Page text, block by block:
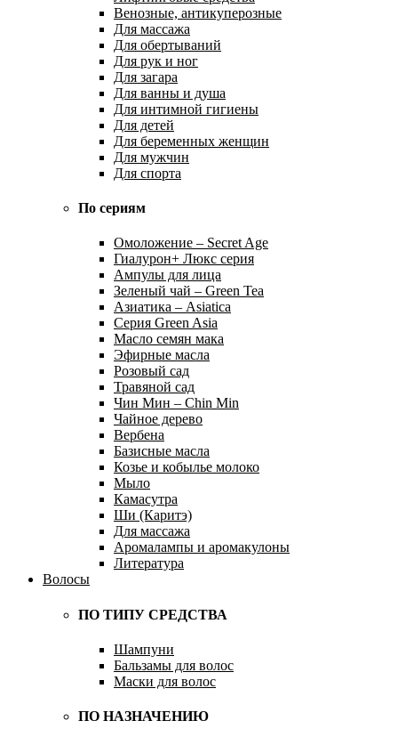
Венозные, антикуперозные
Для массажа
Для обертываний
Для рук и ног
Для загара
Для ванны и душа
Для интимной гигиены
Для детей
Для беременных женщин
Для мужчин
Для спорта
По сериям
Омоложение – Secret Age
Гиалурон+ Люкс серия
Ампулы для лица
Зеленый чай – Green Tea
Азиатика – Asiatica
Серия Green Asia
Масло семян мака
Эфирные масла
Розовый сад
Травяной сад
Чин Мин – Chin Min
Чайное дерево
Вербена
Базисные масла
Козье и кобылье молоко
Мыло
Камасутра
Ши (Каритэ)
Для массажа
Аромалампы и аромакулоны
Литература
Волосы
ПО ТИПУ СРЕДСТВА
Шампуни
Бальзамы для волос
Маски для волос
ПО НАЗНАЧЕНИЮ